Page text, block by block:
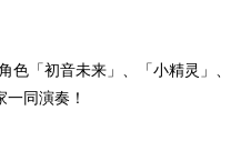
色「初音未来」、「小精灵」、
同演奏！